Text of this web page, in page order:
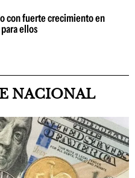
con fuerte crecimiento en
ellos
NACIONAL